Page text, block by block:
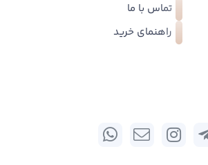
تماس با ما
راهنمای خرید